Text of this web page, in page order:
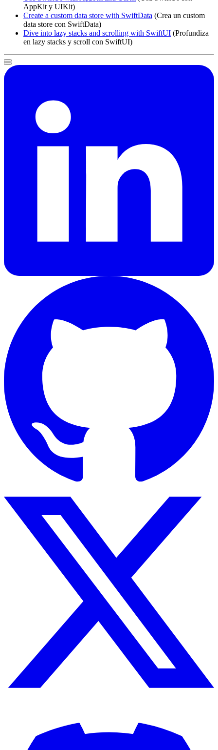
AppKit y UIKit)
Create a custom data store with SwiftData (Crea un custom
data store con SwiftData)
Dive into lazy stacks and scrolling with SwiftUI (Profundiza
en lazy stacks y scroll con SwiftUI)